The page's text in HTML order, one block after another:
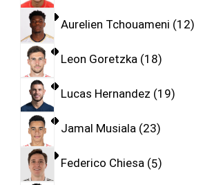
Aurelien Tchouameni 12
Leon Goretzka 18
Lucas Hernandez 19
Jamal Musiala 23
Federico Chiesa 5